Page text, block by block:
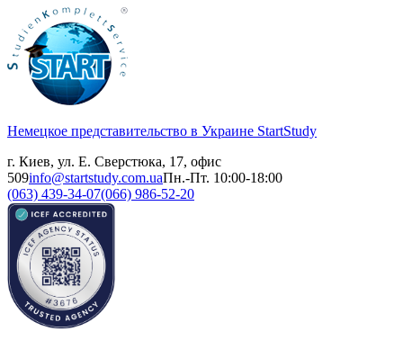
Немецкое представительство в Украине StartStudy
г. Киев, ул. Е. Сверстюка, 17, офис
509info@startstudy.com.uaПн.-Пт. 10:00-18:00
(063) 439-34-07(066) 986-52-20